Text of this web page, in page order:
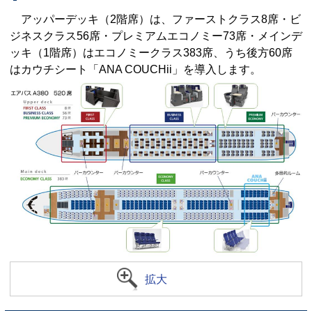
アッパーデッキ（2階席）は、ファーストクラス8席・ビ
ジネスクラス56席・プレミアムエコノミー73席・メインデ
ッキ（1階席）はエコノミークラス383席、うち後方60席
はカウチシート「ANA COUCHii」を導入します。
拡大